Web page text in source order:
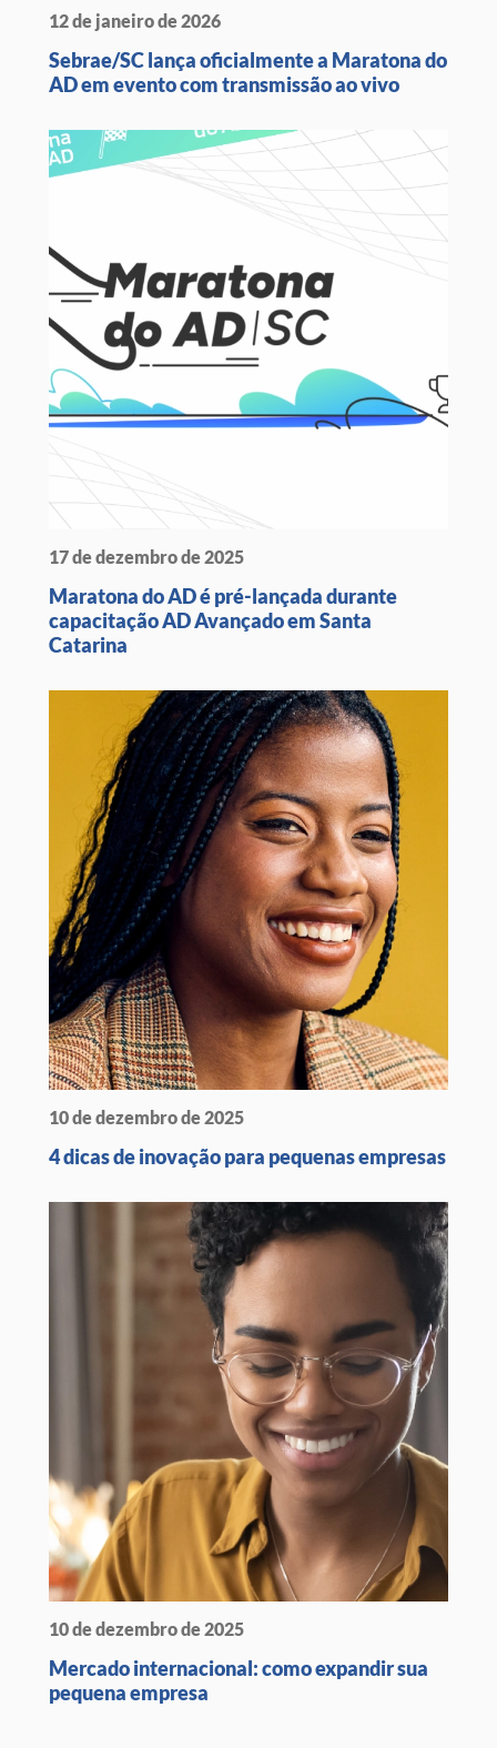
12 de janeiro de 2026
Sebrae/SC lança oficialmente a Maratona do
AD em evento com transmissão ao vivo
17 de dezembro de 2025
Maratona do AD é pré-lançada durante
capacitação AD Avançado em Santa
Catarina
10 de dezembro de 2025
4 dicas de inovação para pequenas empresas
10 de dezembro de 2025
Mercado internacional: como expandir sua
pequena empresa